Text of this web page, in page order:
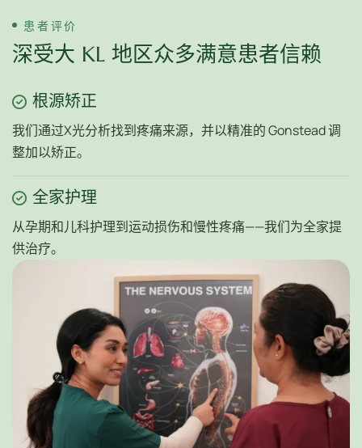
患者评价
深受大 KL 地区众多满意患者信赖
根源矫正
我们通过X光分析找到疼痛来源，并以精准的 Gonstead 调
整加以矫正。
全家护理
从孕期和儿科护理到运动损伤和慢性疼痛——我们为全家提
供治疗。